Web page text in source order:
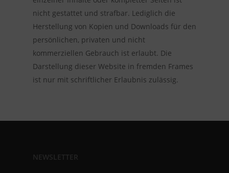
nicht gestattet und strafbar. Lediglich die
Herstellung von Kopien und Downloads für den
persönlichen, privaten und nicht
kommerziellen Gebrauch ist erlaubt. Die
Darstellung dieser Website in fremden Frames
ist nur mit schriftlicher Erlaubnis zulässig.
NEWSLETTER